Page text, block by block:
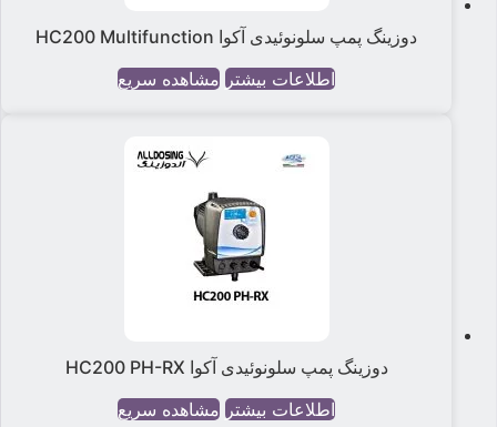
دوزینگ پمپ سلونوئیدی آکوا HC200 Multifunction
اطلاعات بیشتر مشاهده سریع
دوزینگ پمپ سلونوئیدی آکوا HC200 PH-RX
اطلاعات بیشتر مشاهده سریع